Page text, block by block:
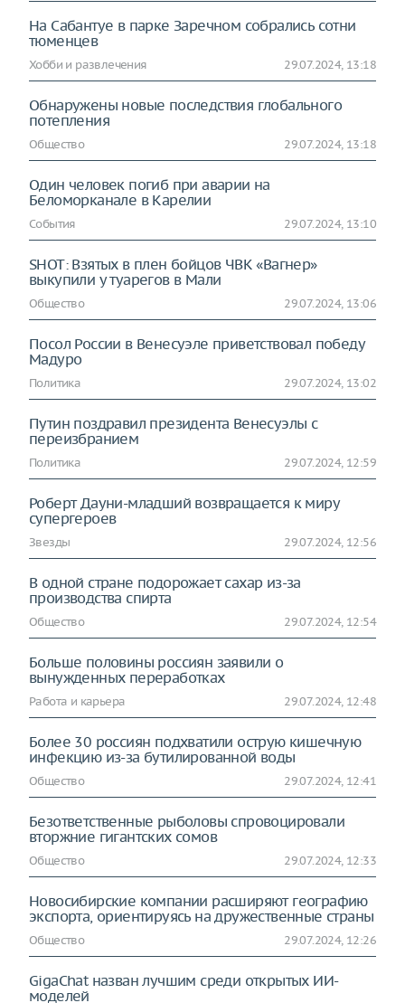
На Сабантуе в парке Заречном собрались сотни
тюменцев
Хобби и развлечения 29.07.2024, 13:18
Обнаружены новые последствия глобального
потепления
Общество 29.07.2024, 13:18
Один человек погиб при аварии на
Беломорканале в Карелии
События 29.07.2024, 13:10
SHOT: Взятых в плен бойцов ЧВК «Вагнер»
выкупили у туарегов в Мали
Общество 29.07.2024, 13:06
Посол России в Венесуэле приветствовал победу
Мадуро
Политика 29.07.2024, 13:02
Путин поздравил президента Венесуэлы с
переизбранием
Политика 29.07.2024, 12:59
Роберт Дауни-младший возвращается к миру
супергероев
Звезды 29.07.2024, 12:56
В одной стране подорожает сахар из-за
производства спирта
Общество 29.07.2024, 12:54
Больше половины россиян заявили о
вынужденных переработках
Работа и карьера 29.07.2024, 12:48
Более 30 россиян подхватили острую кишечную
инфекцию из-за бутилированной воды
Общество 29.07.2024, 12:41
Безответственные рыболовы спровоцировали
вторжние гигантских сомов
Общество 29.07.2024, 12:33
Новосибирские компании расширяют географию
экспорта, ориентируясь на дружественные страны
Общество 29.07.2024, 12:26
GigaChat назван лучшим среди открытых ИИ-
моделей